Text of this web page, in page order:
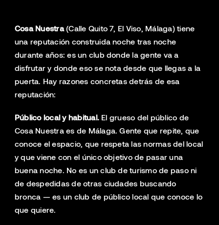
Cosa Nuestra(Calle Quito 7, El Viso, Málaga) tiene
una reputación construida noche tras noche
durante años: es un club donde la gente va a
disfrutar y donde eso se nota desde que llegas a la
puerta. Hay razones concretas detrás de esa
reputación:
Público local y habitual. El grueso del público de
Cosa Nuestra es de Málaga. Gente que repite, que
conoce el espacio, que respeta las normas del local
y que viene con el único objetivo de pasar una
buena noche. No es un club de turismo de paso ni
de despedidas de otras ciudades buscando
bronca — es un club de público local que conoce lo
que quiere.